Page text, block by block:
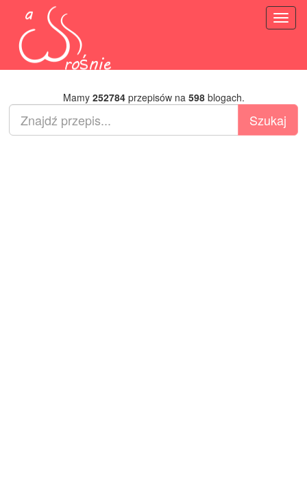
Mamy 252784przepisów na 598blogach.